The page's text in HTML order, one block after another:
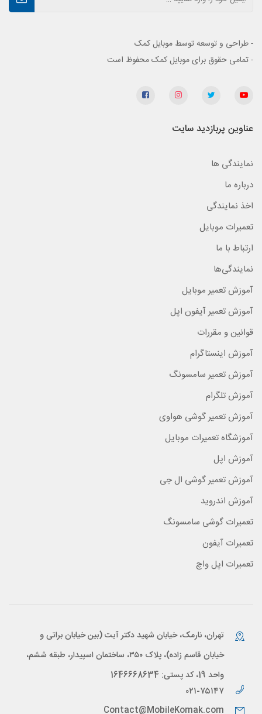
- طراحی و توسعه توسط موبایل کمک
- تمامی حقوق برای موبایل کمک محفوظ است
عناوین پربازدید سایت
نمایندگی ها
درباره ما
اخذ نمایندگی
تعمیرات موبایل
ارتباط با ما
نمایندگی‌ها
آموزش تعمیر موبایل
آموزش تعمیر آیفون اپل
قوانین و مقررات
آموزش اینستاگرام
آموزش تعمیر سامسونگ
آموزش تلگرام
آموزش تعمیر گوشی هواوی
آموزشگاه تعمیرات موبایل
آموزش اپل
آموزش تعمیر گوشی ال جی
آموزش اندروید
تعمیرات گوشی سامسونگ
تعمیرات آیفون
تعمیرات اپل واچ
تهران، نارمک، خیابان شهید دکتر آیت (بین خیابان براتی و
خیابان قاسم زاده)، پلاک ۳۵۰، ساختمان اسپیدار، طبقه ششم،
واحد 19، کد پستی: 1646668634
۰۲۱-۷۵۱۴۷
Contact@MobileKomak.com